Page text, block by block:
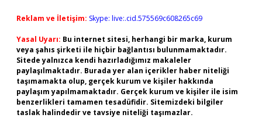
Reklam ve İletişim: Skype: live:.cid.575569c608265c69
Yasal Uyarı: Bu internet sitesi, herhangi bir marka, kurum
veya şahıs şirketi ile hiçbir bağlantısı bulunmamaktadır.
Sitede yalnızca kendi hazırladığımız makaleler
paylaşılmaktadır. Burada yer alan içerikler haber niteliği
taşımamakta olup, gerçek kurum ve kişiler hakkında
paylaşım yapılmamaktadır. Gerçek kurum ve kişiler ile isim
benzerlikleri tamamen tesadüfidir. Sitemizdeki bilgiler
taslak halindedir ve tavsiye niteliği taşımazlar.